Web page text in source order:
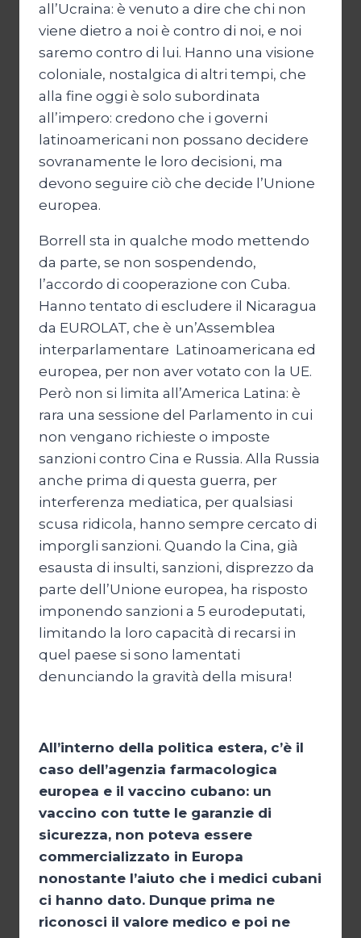
all’Ucraina: è venuto a dire che chi non
viene dietro a noi è contro di noi, e noi
saremo contro di lui. Hanno una visione
coloniale, nostalgica di altri tempi, che
alla fine oggi è solo subordinata
all’impero: credono che i governi
latinoamericani non possano decidere
sovranamente le loro decisioni, ma
devono seguire ciò che decide l’Unione
europea.
Borrell sta in qualche modo mettendo
da parte, se non sospendendo,
l’accordo di cooperazione con Cuba.
Hanno tentato di escludere il Nicaragua
da EUROLAT, che è un’Assemblea
interparlamentare Latinoamericana ed
europea, per non aver votato con la UE.
Però non si limita all’America Latina: è
rara una sessione del Parlamento in cui
non vengano richieste o imposte
sanzioni contro Cina e Russia. Alla Russia
anche prima di questa guerra, per
interferenza mediatica, per qualsiasi
scusa ridicola, hanno sempre cercato di
imporgli sanzioni. Quando la Cina, già
esausta di insulti, sanzioni, disprezzo da
parte dell’Unione europea, ha risposto
imponendo sanzioni a 5 eurodeputati,
limitando la loro capacità di recarsi in
quel paese si sono lamentati
denunciando la gravità della misura!
All’interno della politica estera, c’è il
caso dell’agenzia farmacologica
europea e il vaccino cubano: un
vaccino con tutte le garanzie di
sicurezza, non poteva essere
commercializzato in Europa
nonostante l’aiuto che i medici cubani
ci hanno dato. Dunque prima ne
riconosci il valore medico e poi ne